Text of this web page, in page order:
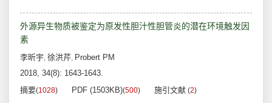
外源异生物质被鉴定为原发性胆汁性胆管炎的潜在环境触发因
素
李昕宇, 徐洪芹, Probert PM
2018, 34(8): 1643-1643.
摘要(1028) PDF (1503KB)(500) 施引文献 (2)